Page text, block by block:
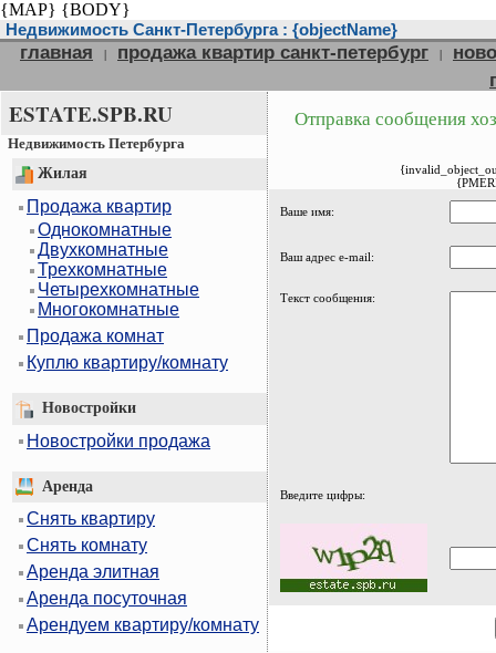
{MAP} {BODY}
Недвижимость Санкт-Петербурга : {objectName}
главная | продажа квартир санкт-петербург |
ESTATE.SPB.RU
Недвижимость Петербурга
Жилая
Продажа квартир
Однокомнатные
Двухкомнатные
Трехкомнатные
Четырехкомнатные
Многокомнатные
Продажа комнат
Куплю квартиру/комнату
Новостройки
Новостройки продажа
Аренда
Снять квартиру
Снять комнату
Аренда элитная
Аренда посуточная
Арендуем квартиру/комнату
Отправка сообщения
Ваше имя:
Ваш адрес e-mail:
Текст сообщения:
Введите цифры: